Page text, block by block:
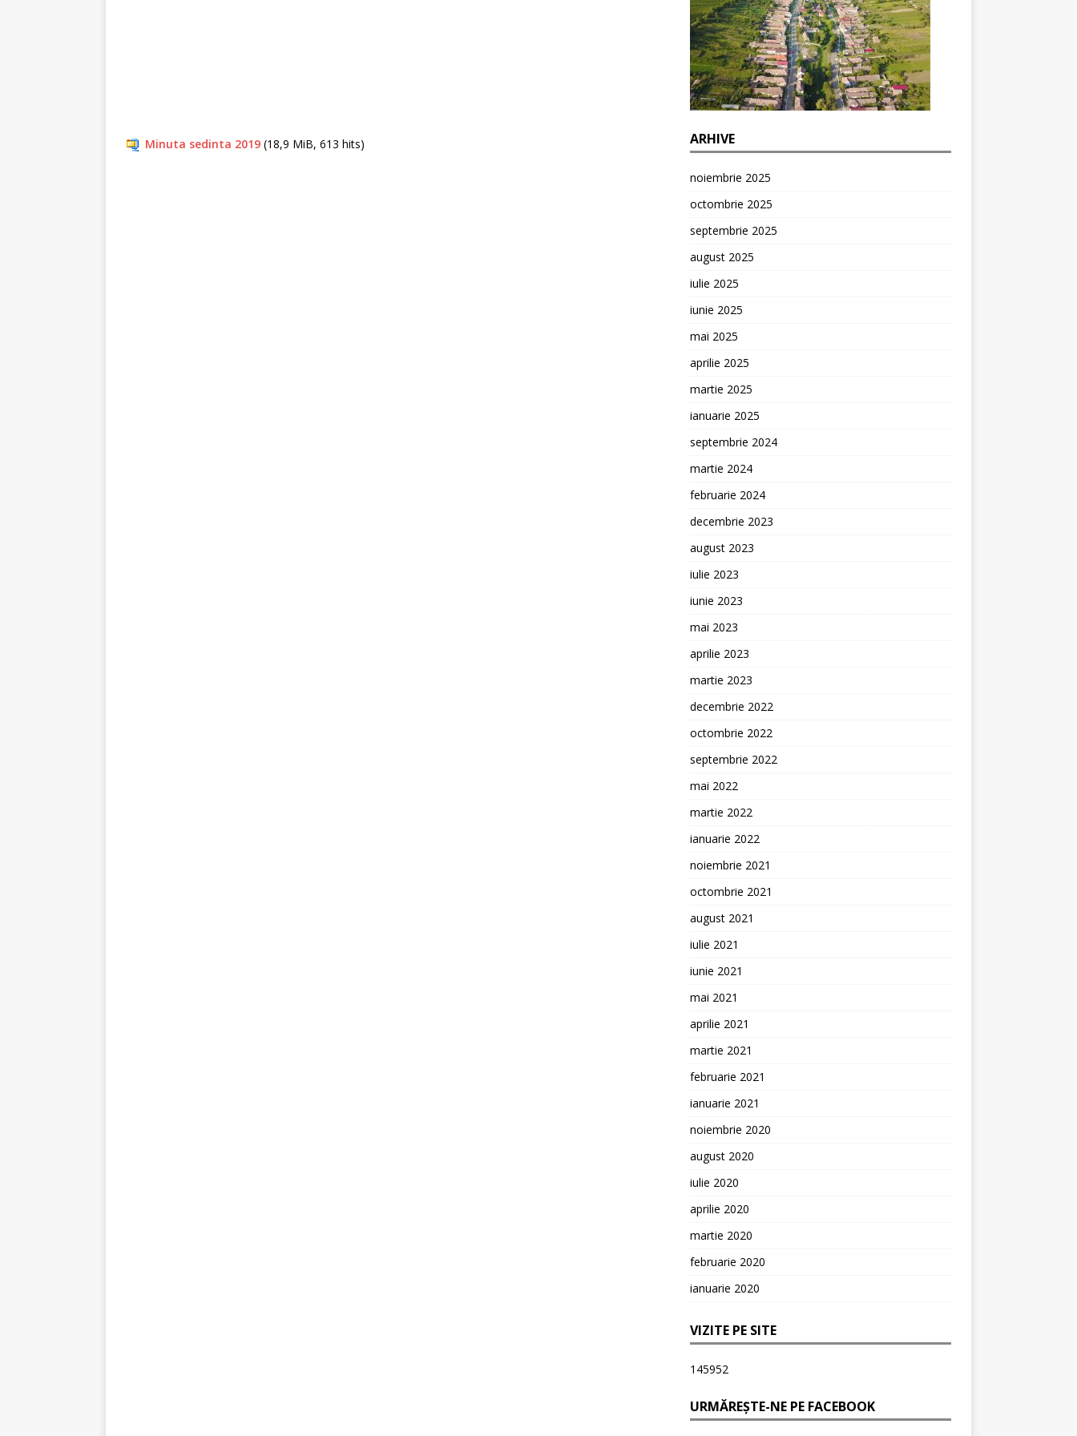
Minuta sedinta 2019 (18,9 MiB, 613 hits) ARHIVE
noiembrie 2025
octombrie 2025
septembrie 2025
august 2025
iulie 2025
iunie 2025
mai 2025
aprilie 2025
martie 2025
ianuarie 2025
septembrie 2024
martie 2024
februarie 2024
decembrie 2023
august 2023
iulie 2023
iunie 2023
mai 2023
aprilie 2023
martie 2023
decembrie 2022
octombrie 2022
septembrie 2022
mai 2022
martie 2022
ianuarie 2022
noiembrie 2021
octombrie 2021
august 2021
iulie 2021
iunie 2021
mai 2021
aprilie 2021
martie 2021
februarie 2021
ianuarie 2021
noiembrie 2020
august 2020
iulie 2020
aprilie 2020
martie 2020
februarie 2020
ianuarie 2020
VIZITE PE SITE
145952
URMĂREȘTE-NE PE FACEBOOK